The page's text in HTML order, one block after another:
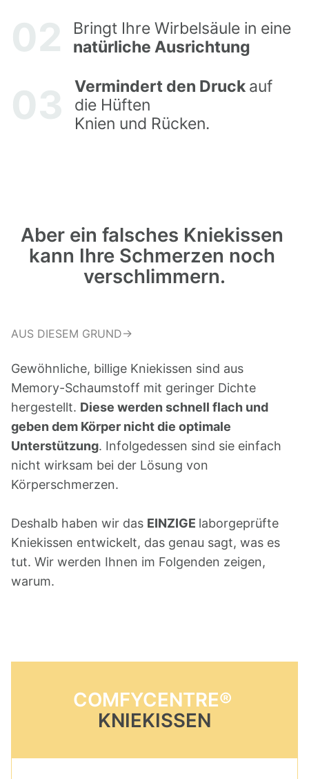
02
Bringt Ihre Wirbelsäule in eine
natürliche Ausrichtung
03 Vermindert den Druck auf
die Hüften
Knien und Rücken.
Aber ein falsches Kniekissen
kann Ihre Schmerzen noch
verschlimmern.
AUS DIESEM GRUND→
Gewöhnliche, billige Kniekissen sind aus
Memory-Schaumstoff mit geringer Dichte
hergestellt. Diese werden schnell flach und
geben dem Körper nicht die optimale
Unterstützung. Infolgedessen sind sie einfach
nicht wirksam bei der Lösung von
Körperschmerzen.
Deshalb haben wir das EINZIGE laborgeprüfte
Kniekissen entwickelt, das genau sagt, was es
tut. Wir werden Ihnen im Folgenden zeigen,
warum.
COMFYCENTRE®
KNIEKISSEN